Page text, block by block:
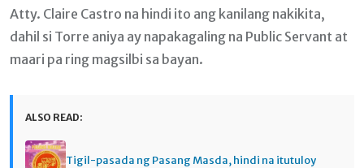
Atty. Claire Castro na hindi ito ang kanilang nakikita,
dahil si Torre aniya ay napakagaling na Public Servant at
maari pa ring magsilbi sa bayan.
ALSO READ:
Tigil-pasada ng Pasang Masda, hindi na itutuloy